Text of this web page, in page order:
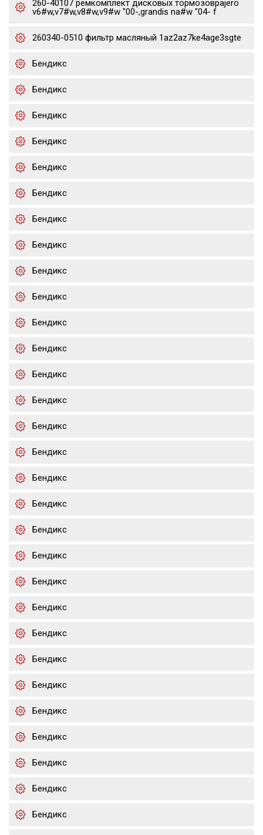
260-40107 ремкомплект дисковых тормозовpajero
v6#w,v7#w,v8#w,v9#w "00-,grandis na#w "04- f
260340-0510 фильтр масляный 1az2az7ke4age3sgte
Бендикс
Бендикс
Бендикс
Бендикс
Бендикс
Бендикс
Бендикс
Бендикс
Бендикс
Бендикс
Бендикс
Бендикс
Бендикс
Бендикс
Бендикс
Бендикс
Бендикс
Бендикс
Бендикс
Бендикс
Бендикс
Бендикс
Бендикс
Бендикс
Бендикс
Бендикс
Бендикс
Бендикс
Бендикс
Бендикс